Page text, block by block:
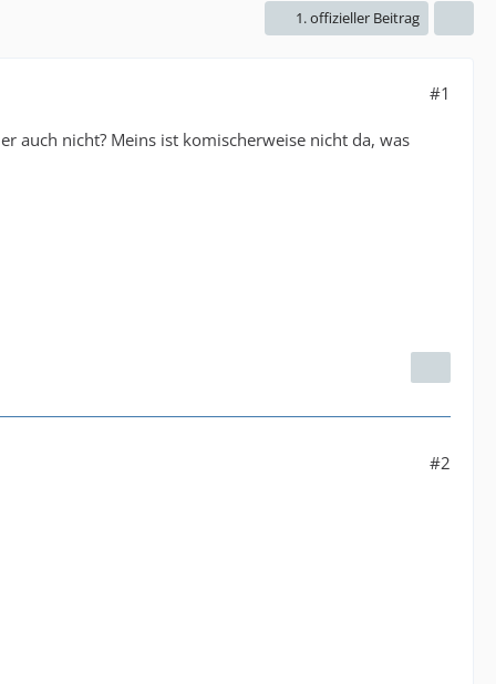
1. offizieller Beitrag
#1
auch nicht? Meins ist komischerweise nicht da, was
#2